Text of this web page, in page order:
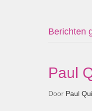
Berichten
Paul
Door Paul